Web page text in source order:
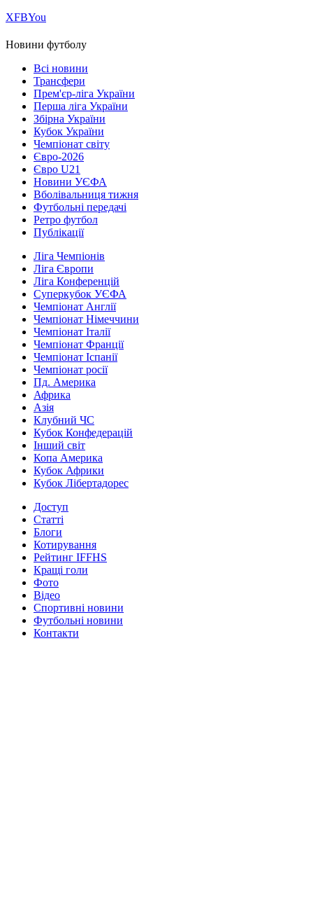
ХFBYou
Новини футболу
Всі новини
Трансфери
Прем'єр-ліга України
Перша ліга України
Збірна України
Кубок України
Чемпіонат світу
Євро-2026
Євро U21
Новини УЄФА
Вболівальниця тижня
Футбольні передачі
Ретро футбол
Публікації
Ліга Чемпіонів
Ліга Європи
Ліга Конференцій
Суперкубок УЄФА
Чемпіонат Англії
Чемпіонат Німеччини
Чемпіонат Італії
Чемпіонат Франції
Чемпіонат Іспанії
Чемпіонат росії
Пд. Америка
Африка
Азія
Клубний ЧС
Кубок Конфедерацій
Інший світ
Копа Америка
Кубок Африки
Кубок Лібертадорес
Доступ
Статті
Блоги
Котирування
Рейтинг IFFHS
Кращі голи
Фото
Відео
Спортивні новини
Футбольні новини
Контакти